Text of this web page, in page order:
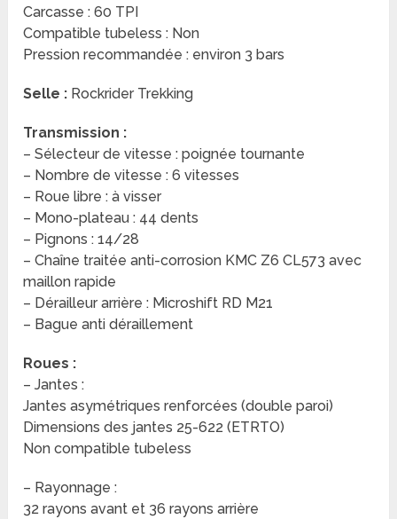
Carcasse : 60 TPI
Compatible tubeless : Non
Pression recommandée : environ 3 bars
Selle : Rockrider Trekking
Transmission :
– Sélecteur de vitesse : poignée tournante
– Nombre de vitesse : 6 vitesses
– Roue libre : à visser
– Mono-plateau : 44 dents
– Pignons : 14/28
– Chaîne traitée anti-corrosion KMC Z6 CL573 avec
maillon rapide
– Dérailleur arrière : Microshift RD M21
– Bague anti déraillement
Roues :
– Jantes :
Jantes asymétriques renforcées (double paroi)
Dimensions des jantes 25-622 (ETRTO)
Non compatible tubeless
– Rayonnage :
32 rayons avant et 36 rayons arrière